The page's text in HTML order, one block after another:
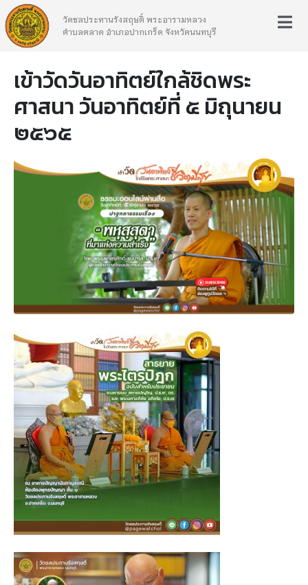
วัดชลประทานรังสฤษดิ์ พระอารามหลวง
ตำบลตลาด อำเภอปากเกร็ด จังหวัดนนทบุรี
เข้าวัดวันอาทิตย์ใกล้ชิดพระ
ศาสนา วันอาทิตย์ที่ ๕ มิถุนายน
๒๕๖๕